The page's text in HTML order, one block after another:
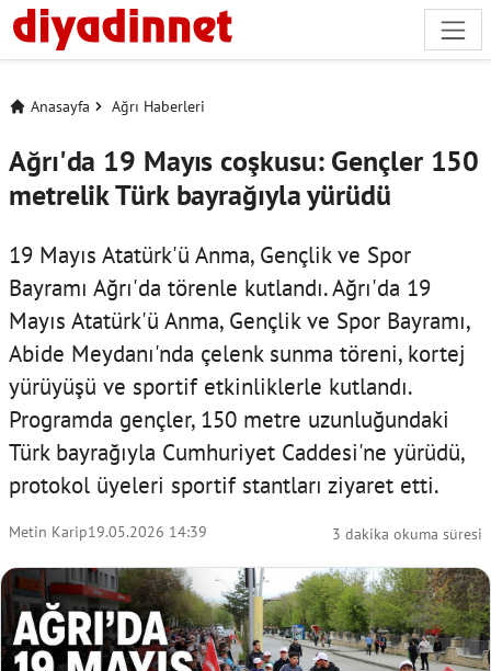
Anasayfa Ağrı Haberleri
Ağrı'da 19 Mayıs coşkusu: Gençler 150
metrelik Türk bayrağıyla yürüdü
19 Mayıs Atatürk'ü Anma, Gençlik ve Spor
Bayramı Ağrı'da törenle kutlandı. Ağrı'da 19
Mayıs Atatürk'ü Anma, Gençlik ve Spor Bayramı,
Abide Meydanı'nda çelenk sunma töreni, kortej
yürüyüşü ve sportif etkinliklerle kutlandı.
Programda gençler, 150 metre uzunluğundaki
Türk bayrağıyla Cumhuriyet Caddesi'ne yürüdü,
protokol üyeleri sportif stantları ziyaret etti.
Metin Karip19.05.2026 14:39 3 dakika okuma süresi